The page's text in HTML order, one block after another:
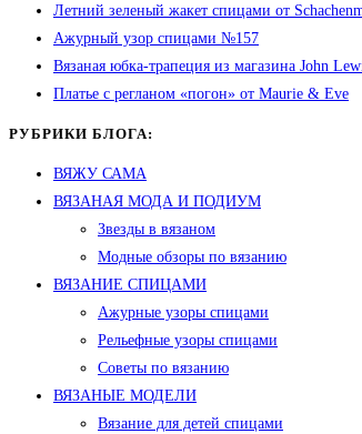
Летний зеленый жакет спицами от
Ажурный узор спицами №157
Вязаная юбка-трапеция из магазина John
Платье с регланом «погон» от Maurie & Eve
РУБРИКИ БЛОГА:
ВЯЖУ САМА
ВЯЗАНАЯ МОДА И ПОДИУМ
Звезды в вязаном
Модные обзоры по вязанию
ВЯЗАНИЕ СПИЦАМИ
Ажурные узоры спицами
Рельефные узоры спицами
Советы по вязанию
ВЯЗАНЫЕ МОДЕЛИ
Вязание для детей спицами